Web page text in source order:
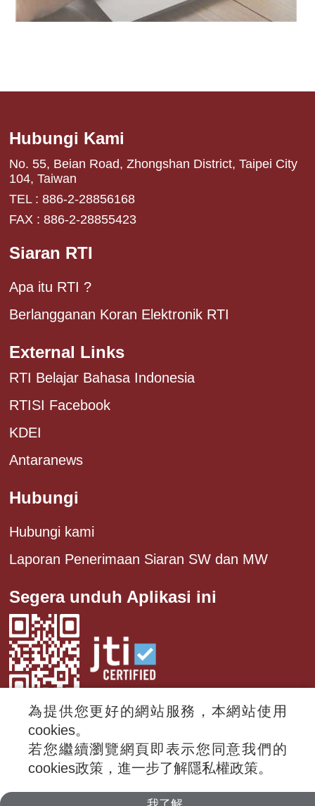
Hubungi Kami
No. 55, Beian Road, Zhongshan District, Taipei City
104, Taiwan
TEL : 886-2-28856168
FAX : 886-2-28855423
Siaran RTI
Apa itu RTI ?
Berlangganan Koran Elektronik RTI
External Links
RTI Belajar Bahasa Indonesia
RTISI Facebook
KDEI
Antaranews
Hubungi
Hubungi kami
Laporan Penerimaan Siaran SW dan MW
Segera unduh Aplikasi ini
© 2024 RTI (Radio Taiwan International).
All rights reserved.
為提供您更好的網站服務，本網站使用
cookies。
若您繼續瀏覽網頁即表示您同意我們的
cookies政策，進一步了解隱私權政策。